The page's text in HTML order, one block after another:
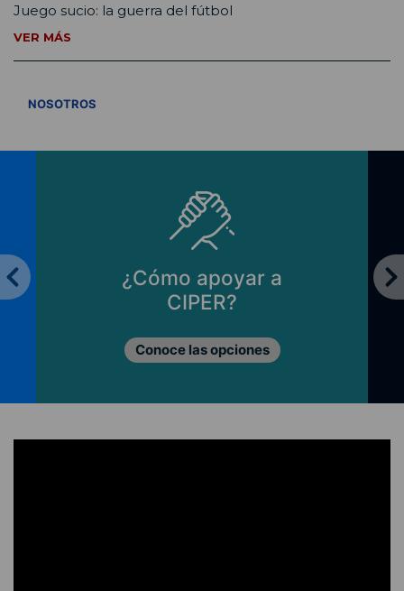
Juego sucio: la guerra del fútbol
VER MÁS
NOSOTROS
¿Cómo apoyar a
CIPER?
Conoce las opciones